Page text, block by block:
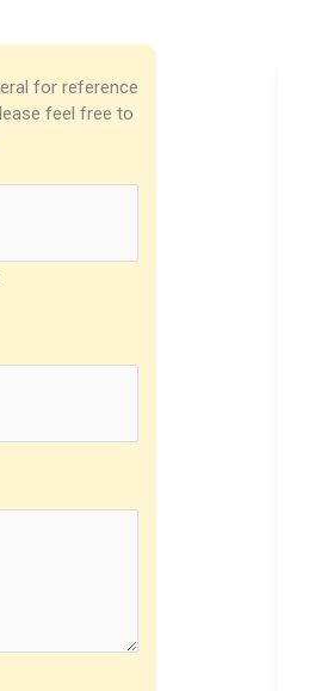
for reference
feel free to